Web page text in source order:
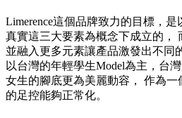
Limerence這個品牌致力的目標，
真實這三大要素為概念下成立的，
並融入更多元素讓產品激發出不同
以台灣的年輕學生Model為主，台
女生的腳底更為美麗動容， 作為
的足控能夠正常化。